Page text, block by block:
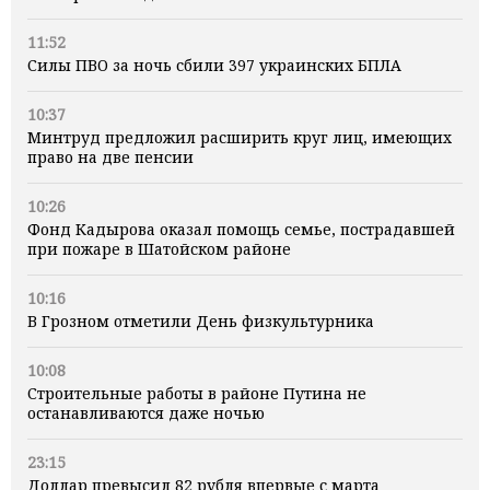
11:52
Силы ПВО за ночь сбили 397 украинских БПЛА
10:37
Минтруд предложил расширить круг лиц, имеющих
право на две пенсии
10:26
Фонд Кадырова оказал помощь семье, пострадавшей
при пожаре в Шатойском районе
10:16
В Грозном отметили День физкультурника
10:08
Строительные работы в районе Путина не
останавливаются даже ночью
23:15
Доллар превысил 82 рубля впервые с марта